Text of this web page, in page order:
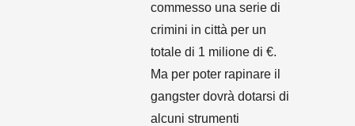
commesso una serie di
crimini in città per un
totale di 1 milione di €.
Ma per poter rapinare il
gangster dovrà dotarsi di
alcuni strumenti